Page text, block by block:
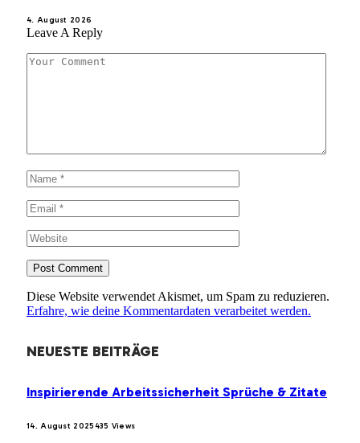
4. August 2026
Leave A Reply
Diese Website verwendet Akismet, um Spam zu reduzieren.
Erfahre, wie deine Kommentardaten verarbeitet werden.
NEUESTE BEITRÄGE
Inspirierende Arbeitssicherheit Sprüche & Zitate
14. August 2025435 Views